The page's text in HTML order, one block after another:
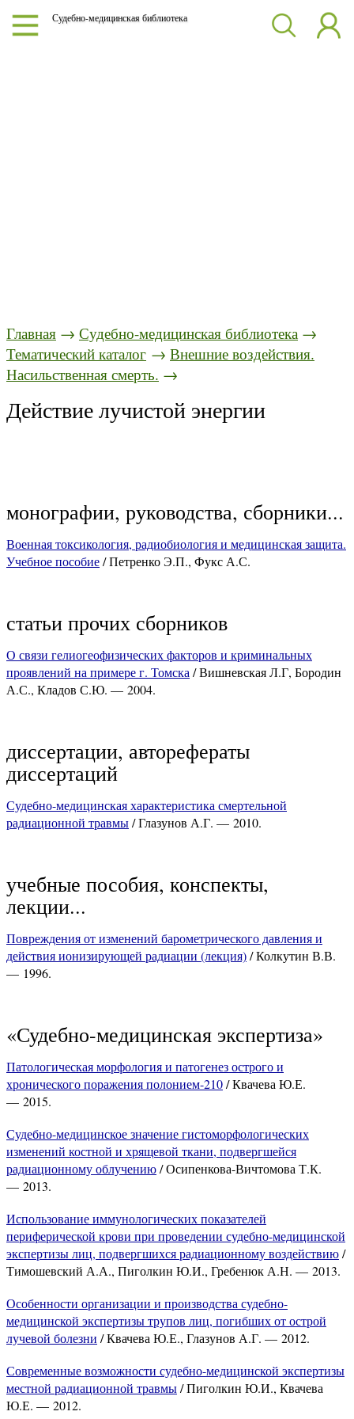
Судебно-медицинская библиотека
Главная → Судебно-медицинская библиотека →
Тематический каталог → Внешние воздействия.
Насильственная смерть. →
Действие лучистой энергии
монографии, руководства, сборники...
Военная токсикология, радиобиология и медицинская защита.
Учебное пособие/ Петренко Э.П., Фукс А.С.
статьи прочих сборников
О связи гелиогеофизических факторов и криминальных
проявлений на примере г. Томска / Вишневская Л.Г, Бородин
А.С., Кладов С.Ю. — 2004.
диссертации, авторефераты
диссертаций
Судебно-медицинская характеристика смертельной
радиационной травмы/ Глазунов А.Г. — 2010.
учебные пособия, конспекты,
лекции...
Повреждения от изменений барометрического давления и
действия ионизирующей радиации (лекция)/ Колкутин В.В.
— 1996.
«Судебно-медицинская экспертиза»
Патологическая морфология и патогенез острого и
хронического поражения полонием-210/ Квачева Ю.Е.
— 2015.
Судебно-медицинское значение гистоморфологических
изменений костной и хрящевой ткани, подвергшейся
радиационному облучению/ Осипенкова-Вичтомова Т.К.
— 2013.
Использование иммунологических показателей
периферической крови при проведении судебно-медицинской
экспертизы лиц, подвергшихся радиационному воздействию/
Тимошевский А.А., Пиголкин Ю.И., Гребенюк А.Н. — 2013.
Особенности организации и производства судебно-
медицинской экспертизы трупов лиц, погибших от острой
лучевой болезни / Квачева Ю.Е., Глазунов А.Г. — 2012.
Современные возможности судебно-медицинской экспертизы
местной радиационной травмы/ Пиголкин Ю.И., Квачева
Ю.Е. — 2012.